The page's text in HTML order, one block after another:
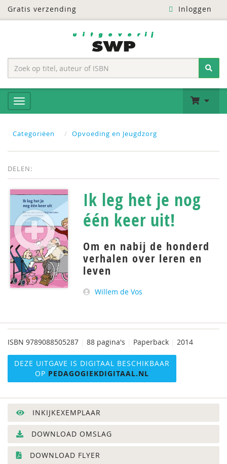
Gratis verzending Inloggen
Categoriëen Opvoeding en Jeugdzorg
DELEN:
Ik leg het je nog
één keer uit!
Om en nabij de honderd
verhalen over leren en
leven
Willem de Vos
ISBN 9789088505287 88 pagina's Paperback 2014
DEZE UITGAVE IS DIGITAAL BESCHIKBAAR
OP PEDAGOGIEKDIGITAAL.NL
INKIJKEXEMPLAAR
DOWNLOAD OMSLAG
DOWNLOAD FLYER